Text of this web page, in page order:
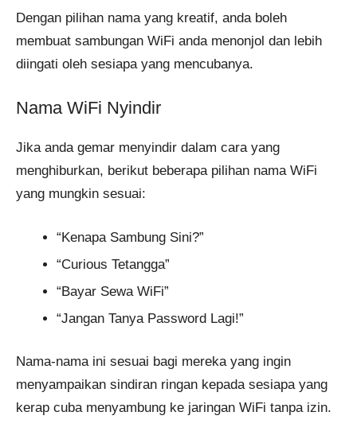
Dengan pilihan nama yang kreatif, anda boleh
membuat sambungan WiFi anda menonjol dan lebih
diingati oleh sesiapa yang mencubanya.
Nama WiFi Nyindir
Jika anda gemar menyindir dalam cara yang
menghiburkan, berikut beberapa pilihan nama WiFi
yang mungkin sesuai:
“Kenapa Sambung Sini?”
“Curious Tetangga”
“Bayar Sewa WiFi”
“Jangan Tanya Password Lagi!”
Nama-nama ini sesuai bagi mereka yang ingin
menyampaikan sindiran ringan kepada sesiapa yang
kerap cuba menyambung ke jaringan WiFi tanpa izin.